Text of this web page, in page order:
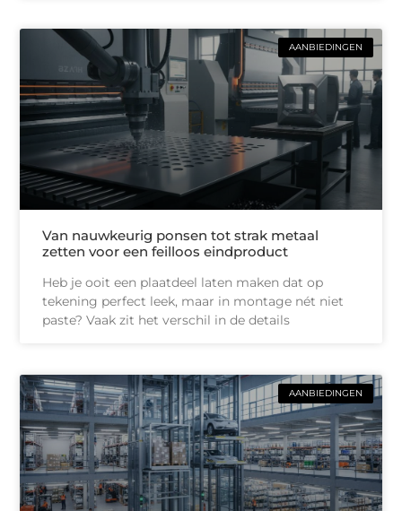
AANBIEDINGEN
Van nauwkeurig ponsen tot strak metaal
zetten voor een feilloos eindproduct
Heb je ooit een plaatdeel laten maken dat op
tekening perfect leek, maar in montage nét niet
paste? Vaak zit het verschil in de details
AANBIEDINGEN